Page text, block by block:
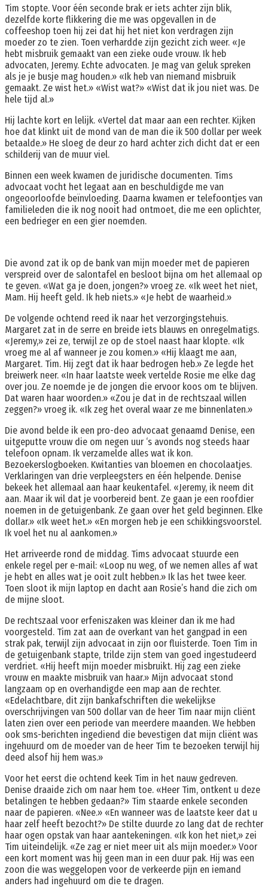
Tim stopte. Voor één seconde brak er iets achter zijn blik,
dezelfde korte flikkering die me was opgevallen in de
coffeeshop toen hij zei dat hij het niet kon verdragen zijn
moeder zo te zien. Toen verhardde zijn gezicht zich weer. «Je
hebt misbruik gemaakt van een zieke oude vrouw. Ik heb
advocaten, Jeremy. Echte advocaten. Je mag van geluk spreken
als je je busje mag houden.» «Ik heb van niemand misbruik
gemaakt. Ze wist het.» «Wist wat?» «Wist dat ik jou niet was. De
hele tijd al.»
Hij lachte kort en lelijk. «Vertel dat maar aan een rechter. Kijken
hoe dat klinkt uit de mond van de man die ik 500 dollar per week
betaalde.» He sloeg de deur zo hard achter zich dicht dat er een
schilderij van de muur viel.
Binnen een week kwamen de juridische documenten. Tims
advocaat vocht het legaat aan en beschuldigde me van
ongeoorloofde beïnvloeding. Daarna kwamen er telefoontjes van
familieleden die ik nog nooit had ontmoet, die me een oplichter,
een bedrieger en een gier noemden.
Die avond zat ik op de bank van mijn moeder met de papieren
verspreid over de salontafel en besloot bijna om het allemaal op
te geven. «Wat ga je doen, jongen?» vroeg ze. «Ik weet het niet,
Mam. Hij heeft geld. Ik heb niets.» «Je hebt de waarheid.»
De volgende ochtend reed ik naar het verzorgingstehuis.
Margaret zat in de serre en breide iets blauws en onregelmatigs.
«Jeremy,» zei ze, terwijl ze op de stoel naast haar klopte. «Ik
vroeg me al af wanneer je zou komen.» «Hij klaagt me aan,
Margaret. Tim. Hij zegt dat ik haar bedrogen heb.» Ze legde het
breiwerk neer. «In haar laatste week vertelde Rosie me elke dag
over jou. Ze noemde je de jongen die ervoor koos om te blijven.
Dat waren haar woorden.» «Zou je dat in de rechtszaal willen
zeggen?» vroeg ik. «Ik zeg het overal waar ze me binnenlaten.»
Die avond belde ik een pro-deo advocaat genaamd Denise, een
uitgeputte vrouw die om negen uur ‘s avonds nog steeds haar
telefoon opnam. Ik verzamelde alles wat ik kon.
Bezoekerslogboeken. Kwitanties van bloemen en chocolaatjes.
Verklaringen van drie verpleegsters en één helpende. Denise
bekeek het allemaal aan haar keukentafel. «Jeremy, ik neem dit
aan. Maar ik wil dat je voorbereid bent. Ze gaan je een roofdier
noemen in de getuigenbank. Ze gaan over het geld beginnen. Elke
dollar.» «Ik weet het.» «En morgen heb je een schikkingsvoorstel.
Ik voel het nu al aankomen.»
Het arriveerde rond de middag. Tims advocaat stuurde een
enkele regel per e-mail: «Loop nu weg, of we nemen alles af wat
je hebt en alles wat je ooit zult hebben.» Ik las het twee keer.
Toen sloot ik mijn laptop en dacht aan Rosie’s hand die zich om
de mijne sloot.
De rechtszaal voor erfeniszaken was kleiner dan ik me had
voorgesteld. Tim zat aan de overkant van het gangpad in een
strak pak, terwijl zijn advocaat in zijn oor fluisterde. Toen Tim in
de getuigenbank stapte, trilde zijn stem van goed ingestudeerd
verdriet. «Hij heeft mijn moeder misbruikt. Hij zag een zieke
vrouw en maakte misbruik van haar.» Mijn advocaat stond
langzaam op en overhandigde een map aan de rechter.
«Edelachtbare, dit zijn bankafschriften die wekelijkse
overschrijvingen van 500 dollar van de heer Tim naar mijn cliënt
laten zien over een periode van meerdere maanden. We hebben
ook sms-berichten ingediend die bevestigen dat mijn cliënt was
ingehuurd om de moeder van de heer Tim te bezoeken terwijl hij
deed alsof hij hem was.»
Voor het eerst die ochtend keek Tim in het nauw gedreven.
Denise draaide zich om naar hem toe. «Heer Tim, ontkent u deze
betalingen te hebben gedaan?» Tim staarde enkele seconden
naar de papieren. «Nee.» «En wanneer was de laatste keer dat u
haar zelf heeft bezocht?» De stilte duurde zo lang dat de rechter
haar ogen opstak van haar aantekeningen. «Ik kon het niet,» zei
Tim uiteindelijk. «Ze zag er niet meer uit als mijn moeder.» Voor
een kort moment was hij geen man in een duur pak. Hij was een
zoon die was weggelopen voor de verkeerde pijn en iemand
anders had ingehuurd om die te dragen.